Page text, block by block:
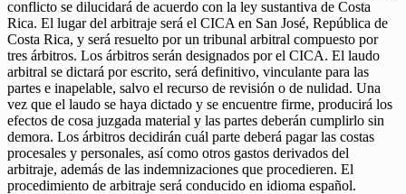
conflicto se dilucidará de acuerdo con la ley sustantiva de Costa
Rica. El lugar del arbitraje será el CICA en San José, República de
Costa Rica, y será resuelto por un tribunal arbitral compuesto por
tres árbitros. Los árbitros serán designados por el CICA. El laudo
arbitral se dictará por escrito, será definitivo, vinculante para las
partes e inapelable, salvo el recurso de revisión o de nulidad. Una
vez que el laudo se haya dictado y se encuentre firme, producirá los
efectos de cosa juzgada material y las partes deberán cumplirlo sin
demora. Los árbitros decidirán cuál parte deberá pagar las costas
procesales y personales, así como otros gastos derivados del
arbitraje, además de las indemnizaciones que procedieren. El
procedimiento de arbitraje será conducido en idioma español.